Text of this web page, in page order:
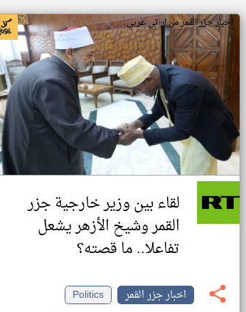
اخبار جزر القمر من ار تي عربي
لقاء بين وزير خارجية جزر
القمر وشيخ الأزهر يشعل
تفاعلا.. ما قصته؟
اخبار جزر القمر
Politics